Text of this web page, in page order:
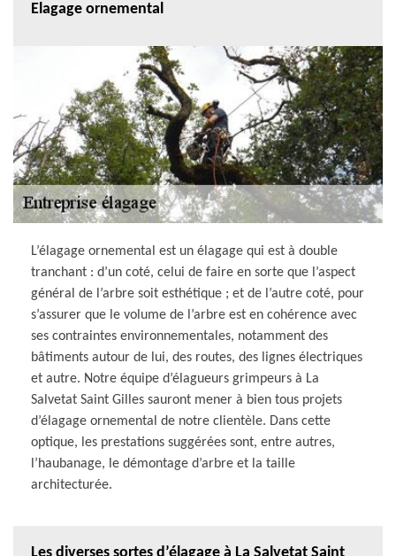
Elagage ornemental
L’élagage ornemental est un élagage qui est à double
tranchant : d’un coté, celui de faire en sorte que l’aspect
général de l’arbre soit esthétique ; et de l’autre coté, pour
s’assurer que le volume de l’arbre est en cohérence avec
ses contraintes environnementales, notamment des
bâtiments autour de lui, des routes, des lignes électriques
et autre. Notre équipe d’élagueurs grimpeurs à La
Salvetat Saint Gilles sauront mener à bien tous projets
d’élagage ornemental de notre clientèle. Dans cette
optique, les prestations suggérées sont, entre autres,
l’haubanage, le démontage d’arbre et la taille
architecturée.
Les diverses sortes d’élagage à La Salvetat Saint